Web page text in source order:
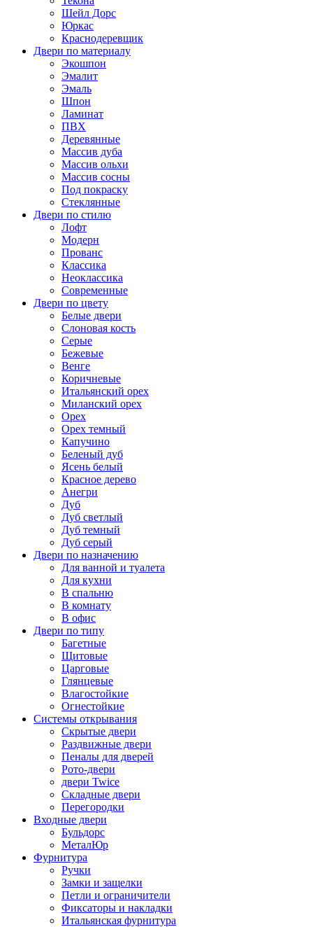
Шейл Дорс
Юркас
Краснодеревщик
Двери по материалу
Экошпон
Эмалит
Эмаль
Шпон
Ламинат
ПВХ
Деревянные
Массив дуба
Массив ольхи
Массив сосны
Под покраску
Стеклянные
Двери по стилю
Лофт
Модерн
Прованс
Классика
Неоклассика
Современные
Двери по цвету
Белые двери
Слоновая кость
Серые
Бежевые
Венге
Коричневые
Итальянский орех
Миланский орех
Орех
Орех темный
Капучино
Беленый дуб
Ясень белый
Красное дерево
Анегри
Дуб
Дуб светлый
Дуб темный
Дуб серый
Двери по назначению
Для ванной и туалета
Для кухни
В спальню
В комнату
В офис
Двери по типу
Багетные
Щитовые
Царговые
Глянцевые
Влагостойкие
Огнестойкие
Системы открывания
Скрытые двери
Раздвижные двери
Пеналы для дверей
Рото-двери
двери Twice
Складные двери
Перегородки
Входные двери
Бульдорс
МеталЮр
Фурнитура
Ручки
Замки и защелки
Петли и ограничители
Фиксаторы и накладки
Итальянская фурнитура